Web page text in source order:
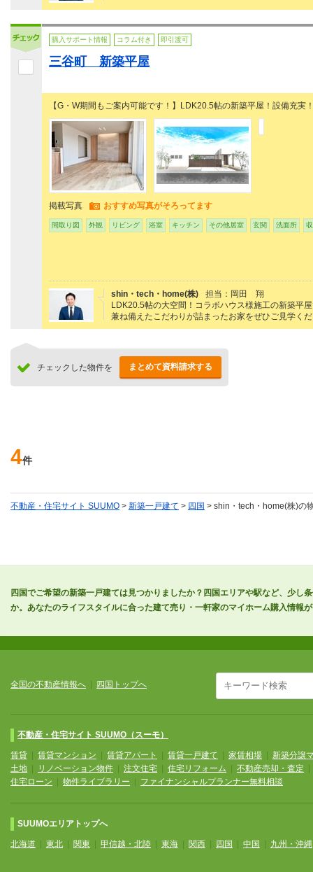
購入サポート情報 コラム付き 即引渡可
三谷町 新築平屋
【G・W期間もご案内可能です！】LDK20.5帖の新築平屋！設備充実
掲載写真 おすすめ写真がそろってます
間取り図 外観 リビング 浴室 キッチン その他居室 玄関 洗面所
shin・tech・home(株)
担当：岡田 翔
LDK20.5帖の大空間！コラボハウス様施工の新築平
兼ね備えたこだわりが詰まったお家をぜひご見学く
チェックした物件を まとめて資料請求する
4件
不動産・住宅サイト SUUMO > 新築一戸建て > 四国 > shin・tech・home(株)の
四国でご希望の新築一戸建ては見つかりましたか？四国エリアや駅など、少し
か。あなたのライフスタイルに合った建て売り・一軒家のマイホーム購入情報
全国の不動産情報へ 四国トップへ
不動産・住宅サイト SUUMO（スーモ）
賃貸 賃貸マンション 賃貸アパート 賃貸一戸建て 家賃相場
新築分譲
土地
リノベーション物件 注文住宅 住宅リフォーム 不動産売却・査定
住宅ローン
物件ライブラリー ファイナンシャルプランナー無料相談
SUUMOエリアトップへ
北海道 東北 関東 甲信越・北陸 東海 関西 四国 中国 九州・沖縄